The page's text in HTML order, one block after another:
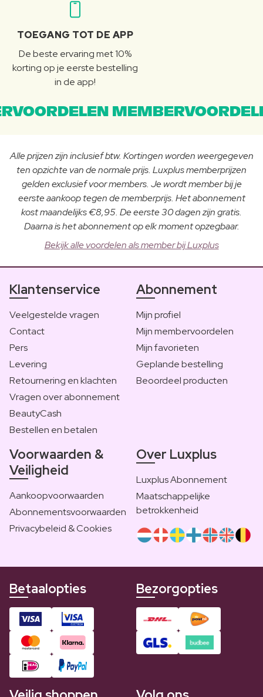
TOEGANG TOT DE APP
De beste ervaring met 10%
korting op je eerste bestelling
in de app!
Alle prijzen zijn inclusief btw. Kortingen worden weergegeven
ten opzichte van de normale prijs. Luxplus memberprijzen
gelden exclusief voor members. Je wordt member bij je
eerste aankoop tegen de memberprijs. Het abonnement
kost maandelijks €8,95. De eerste 30 dagen zijn gratis.
Daarna is het abonnement op elk moment opzegbaar.
Bekijk alle voordelen als member bij Luxplus
Klantenservice
Veelgestelde vragen
Contact
Pers
Levering
Retournering en klachten
Vragen over abonnement
BeautyCash
Bestellen en betalen
Abonnement
Mijn profiel
Mijn membervoordelen
Mijn favorieten
Geplande bestelling
Beoordeel producten
Voorwaarden &
Veiligheid
Aankoopvoorwaarden
Abonnementsvoorwaarden
Privacybeleid & Cookies
Over Luxplus
Luxplus Abonnement
Maatschappelijke
betrokkenheid
Betaalopties Bezorgopties